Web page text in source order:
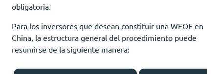
obligatoria.
Para los inversores que desean constituir una WFOE en
China, la estructura general del procedimiento puede
resumirse de la siguiente manera: